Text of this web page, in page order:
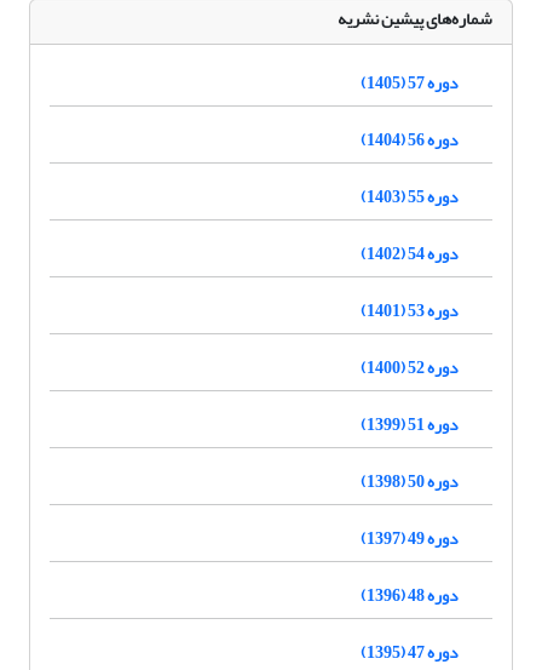
شماره‌های پیشین نشریه
دوره 57 (1405)
دوره 56 (1404)
دوره 55 (1403)
دوره 54 (1402)
دوره 53 (1401)
دوره 52 (1400)
دوره 51 (1399)
دوره 50 (1398)
دوره 49 (1397)
دوره 48 (1396)
دوره 47 (1395)